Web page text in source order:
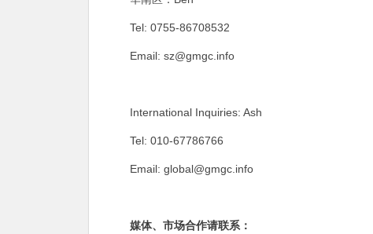
Tel: 0755-86708532
Email: sz@gmgc.info
International Inquiries: Ash
Tel: 010-67786766
Email: global@gmgc.info
媒体、市场合作请联系：